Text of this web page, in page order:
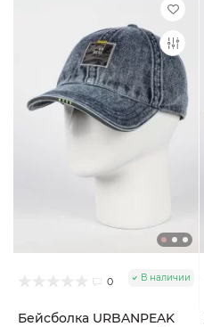
0 В наличии
Бейсболка URBANPEAK